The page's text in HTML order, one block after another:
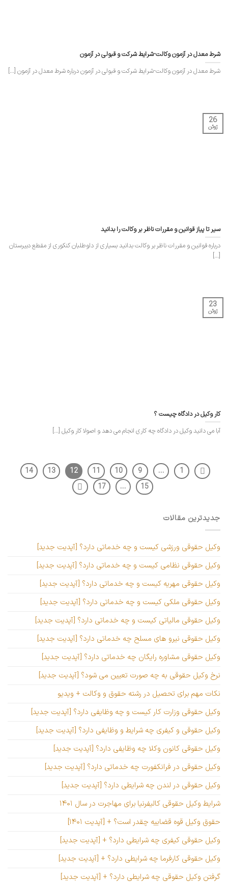
شرط معدل در آزمون وکالت-شرایط شرکت و قبولی در آزمون
شرط معدل در آزمون وکالت-شرایط شرکت و قبولی در آزمون درباره شرط معدل در آزمون [...]
سیر تا پیاز قوانین و مقررات ناظر بر وکالت را بدانید
درباره قوانین و مقررات ناظر بر وکالت بدانید بسیاری از داوطلبان کنکوری از مقطع دبیرستان
[...]
26
ژوئن
کار وکیل در دادگاه چیست ؟
آبا می دانید وکیل در دادگاه چه کاری انجام می دهد و اصولا کار وکیل [...]
23
ژوئن
1
…
9
10
11
12
13
14
15
…
17
جدیدترین مقالات
وکیل حقوقی ورزشی کیست و چه خدماتی دارد؟ [آپدیت جدید]
وکیل حقوقی نظامی کیست و چه خدماتی دارد؟ [آپدیت جدید]
وکیل حقوقی مهریه کیست و چه خدماتی دارد؟ [آپدیت جدید]
وکیل حقوقی ملکی کیست و چه خدماتی دارد؟ [آپدیت جدید]
وکیل حقوقی مالیاتی کیست و چه خدماتی دارد؟ [آپدیت جدید]
وکیل حقوقی نیرو های مسلح چه خدماتی دارد؟ [آپدیت جدید]
وکیل حقوقی مشاوره رایگان چه خدماتی دارد؟ [آپدیت جدید]
نرخ وکیل حقوقی به چه صورت تعیین می شود؟ [آپدیت جدید]
نکات مهم برای تحصیل در رشته حقوق و وکالت + ویدیو
وکیل حقوقی وزارت کار کیست و چه وظایفی دارد؟ [آپدیت جدید]
وکیل حقوقی و کیفری چه شرایط و وظایفی دارد؟ [آپدیت جدید]
وکیل حقوقی کانون وکلا چه وظایفی دارد؟ [آپدیت جدید]
وکیل حقوقی در فرانکفورت چه خدماتی دارد؟ [آپدیت جدید]
وکیل حقوقی در لندن چه شرایطی دارد؟ [آپدیت جدید]
شرایط وکیل حقوقی کالیفرنیا برای مهاجرت در سال ۱۴۰۱
حقوق وکیل قوه قضاییه چقدر است؟ + [آپدیت ۱۴۰۱]
وکیل حقوقی کیفری چه شرایطی دارد؟ + [آپدیت جدید]
وکیل حقوقی کارفرما چه شرایطی دارد؟ + [آپدیت جدید]
گرفتن وکیل حقوقی چه شرایطی دارد؟ + [آپدیت جدید]